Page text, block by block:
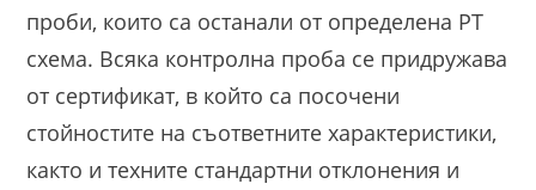
проби, които са останали от определена РТ
схема. Всяка контролна проба се придружава
от сертификат, в който са посочени
стойностите на съответните характеристики,
както и техните стандартни отклонения и